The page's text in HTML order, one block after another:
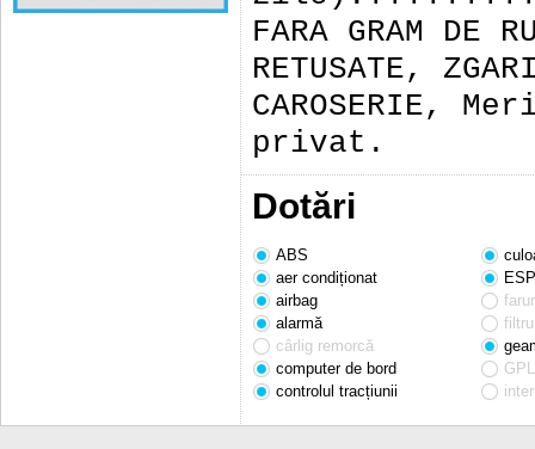
FARA GRAM DE
RETUSATE,
CAROSERIE,
privat.
Dotări
ABS
aer condiționat
airbag
alarmă
cârlig remorcă
computer de bord
controlul tracțiunii
ESP